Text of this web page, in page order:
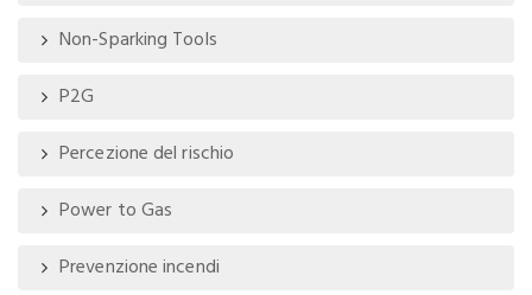
Non-Sparking Tools
P2G
Percezione del rischio
Power to Gas
Prevenzione incendi